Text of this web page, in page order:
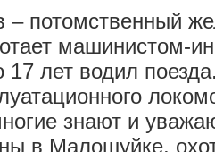
– потомственный
машинистом-
17 лет водил
знают и
в Малошуйке,